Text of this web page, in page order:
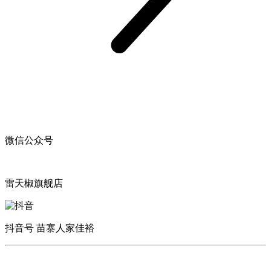
微信公众号
雷天椒旗舰店
抖音号 苗寨人家佳裕